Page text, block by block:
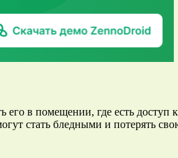
его в помещении, где есть
стать бледными и потерять